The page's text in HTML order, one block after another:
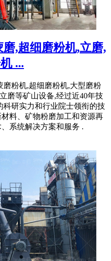
,超细磨粉机,立磨,
...
粉机,超细磨粉机,大型磨粉
磨等矿山设备,经过近40年技
科研实力和行业院士领衔的技
料、矿物粉磨加工和资源再
系统解决方案和服务 .